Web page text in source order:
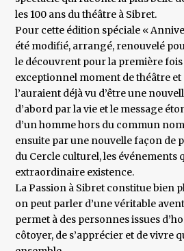
les 100 ans du théâtre à Sibret.
Pour cette édition spéciale «
été modifié, arrangé, renouvelé
le découvrent pour la première
exceptionnel moment de théâtre
l’auraient déjà vu d’être une
d’abord par la vie et le message
d’un homme hors du commun
ensuite par une nouvelle façon de
du Cercle culturel, les événements
extraordinaire existence.
La Passion à Sibret constitue bien
on peut parler d’une véritable
permet à des personnes issues
côtoyer, de s’apprécier et de vivre